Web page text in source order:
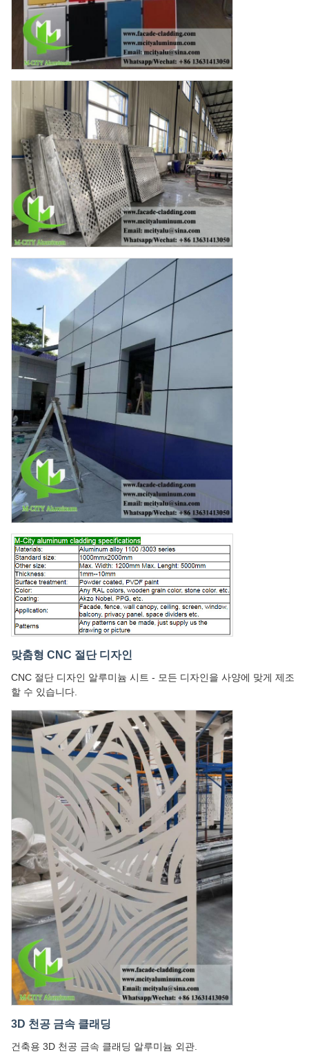
맞춤형 CNC 절단 디자인
CNC 절단 디자인 알루미늄 시트 - 모든 디자인을 사양에 맞게 제조
할 수 있습니다.
3D 천공 금속 클래딩
건축용 3D 천공 금속 클래딩 알루미늄 외관.